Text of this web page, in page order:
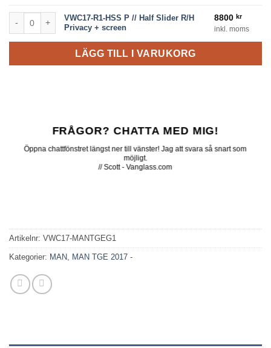
VWC17-R1-HSS P // Half Slider R/H Privacy + screen mängd
VWC17-R1-HSS P // Half Slider R/H
Privacy + screen
8800kr
inkl. moms
LÄGG TILL I VARUKORG
FRÅGOR? CHATTA MED MIG!
Öppna chattfönstret längst ner till vänster! Jag att svara så snart som
möjligt.
// Scott - Vanglass.com
Artikelnr: VWC17-MANTGEG1
Kategorier: MAN, MAN TGE 2017 -